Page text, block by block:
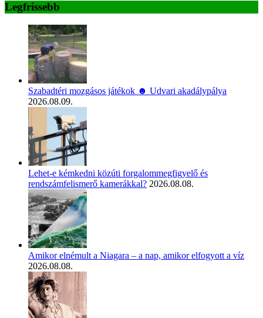
Legfrissebb
Szabadtéri mozgásos játékok ☻ Udvari akadálypálya
2026.08.09.
Lehet-e kémkedni közúti forgalommegfigyelő és
rendszámfelismerő kamerákkal? 2026.08.08.
Amikor elnémult a Niagara – a nap, amikor elfogyott a víz
2026.08.08.